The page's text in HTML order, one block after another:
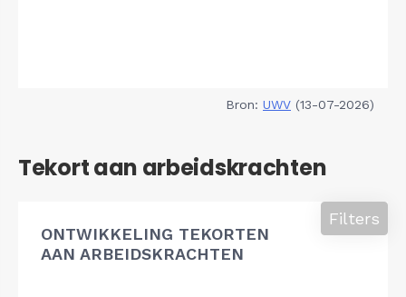
Bron: UWV (13-07-2026)
Tekort aan arbeidskrachten
ONTWIKKELING TEKORTEN
AAN ARBEIDSKRACHTEN
Filters